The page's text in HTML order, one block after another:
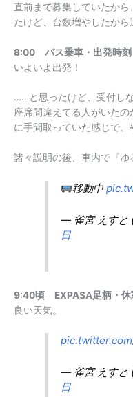
直前まで募集していたか
たけど、台数増やしたか
8:00 バス乗車・出発時刻
いよいよ出発！
……と思ったけど、受付し
座席間違えてる人がいた
に手間取っていた感じで、
諸々説明の後、車内で『ゆ
移動中
— 雀宮 えすと
日
9:40頃 EXPASA足柄・休
良い天気。
— 雀宮 えすと
日